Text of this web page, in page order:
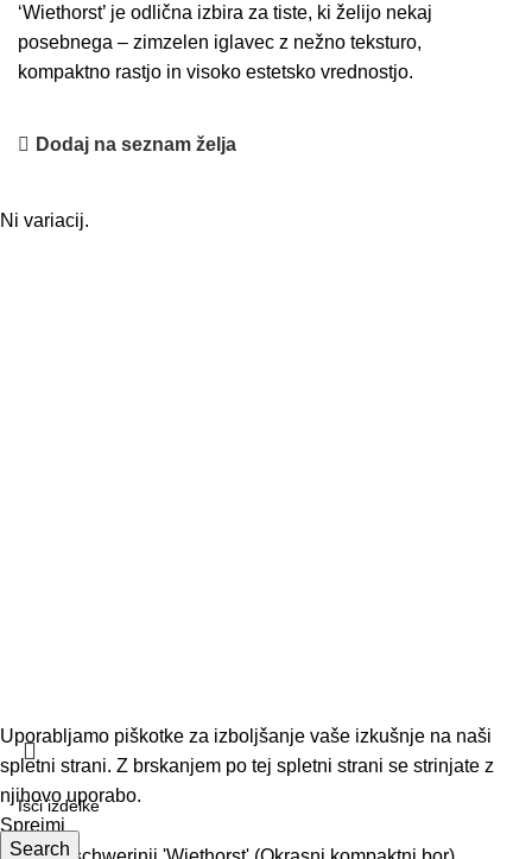
‘Wiethorst’ je odlična izbira za tiste, ki želijo nekaj
posebnega – zimzelen iglavec z nežno teksturo,
kompaktno rastjo in visoko estetsko vrednostjo.
Dodaj na seznam želja
Ni variacij.
Search
Uporabljamo piškotke za izboljšanje vaše izkušnje na naši
spletni strani. Z brskanjem po tej spletni strani se strinjate z
njihovo uporabo.
Sprejmi